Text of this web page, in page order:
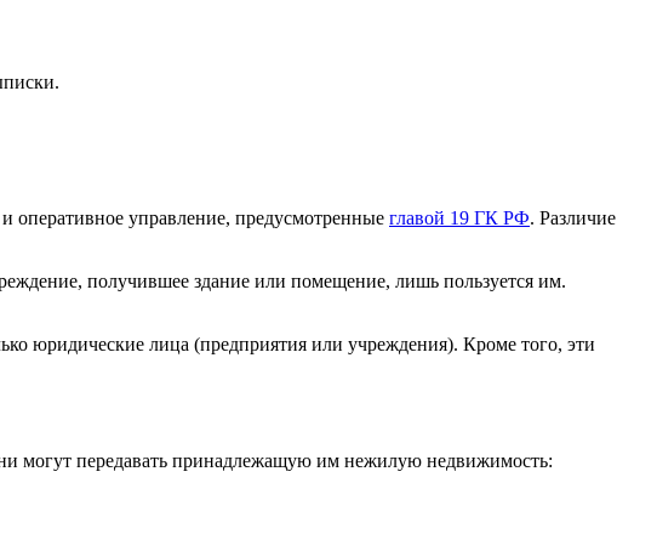
управление, предусмотренные главой 19 ГК РФ. Различие
получившее здание или помещение, лишь пользуется им.
юридические лица (предприятия или учреждения). Кроме того, эти
могут передавать принадлежащую им нежилую недвижимость: